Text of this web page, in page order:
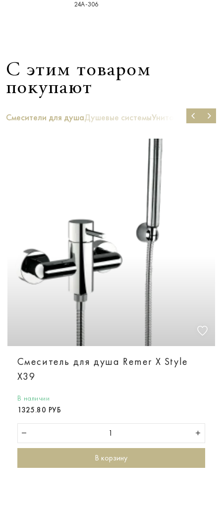
24А-306
С этим товаром
покупают
Смесители для душаДушевые системыУнитазы Ванны
Смеситель для душа Remer X Style
X39
В наличии
1325.80 РУБ
В корзину